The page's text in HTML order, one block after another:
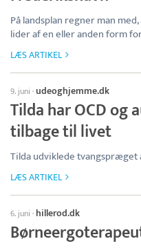
På landsplan regner man
lider af en eller anden form
LÆS ARTIKEL
9. juni · udeoghjemme.dk
Tilda har OCD og
tilbage til livet
Tilda udviklede tvangspræget
LÆS ARTIKEL
6. juni · hillerod.dk